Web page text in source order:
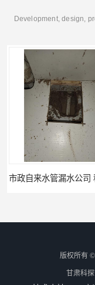
Development, design,
版权所有
甘肃科